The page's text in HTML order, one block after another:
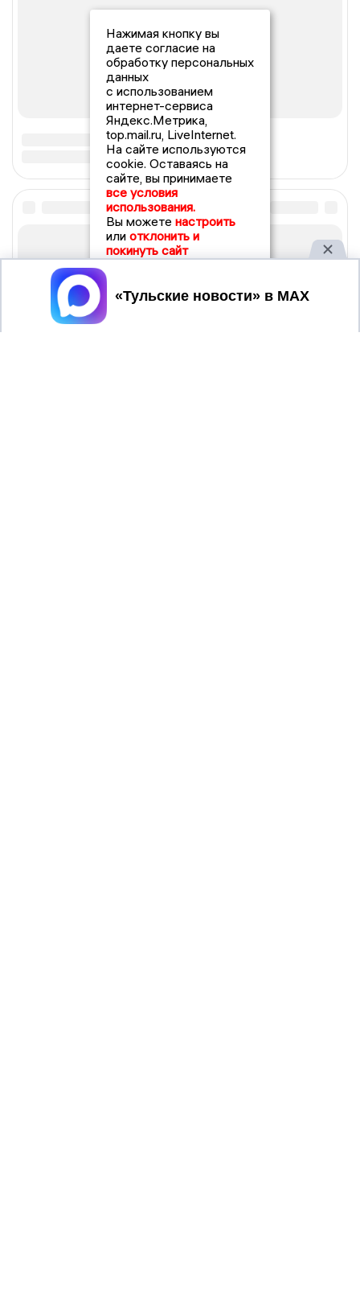
Нажимая кнопку вы
даете согласие на
обработку персональных
данных
с использованием
интернет-сервиса
Яндекс.Метрика,
top.mail.ru, LiveInternet.
На сайте используются
cookie. Оставаясь на
сайте, вы принимаете
все условия
использования.
Вы можете настроить
или отклонить и
покинуть сайт
Принять